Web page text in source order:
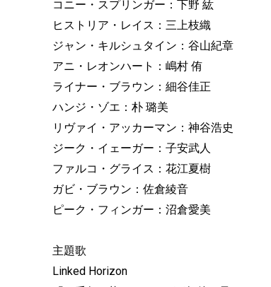
コニー・スプリンガー：下野 紘
ヒストリア・レイス：三上枝織
ジャン・キルシュタイン：谷山紀章
アニ・レオンハート：嶋村 侑
ライナー・ブラウン：細谷佳正
ハンジ・ゾエ：朴 璐美
リヴァイ・アッカーマン：神谷浩史
ジーク・イェーガー：子安武人
ファルコ・グライス：花江夏樹
ガビ・ブラウン：佐倉綾音
ピーク・フィンガー：沼倉愛美
主題歌
Linked Horizon